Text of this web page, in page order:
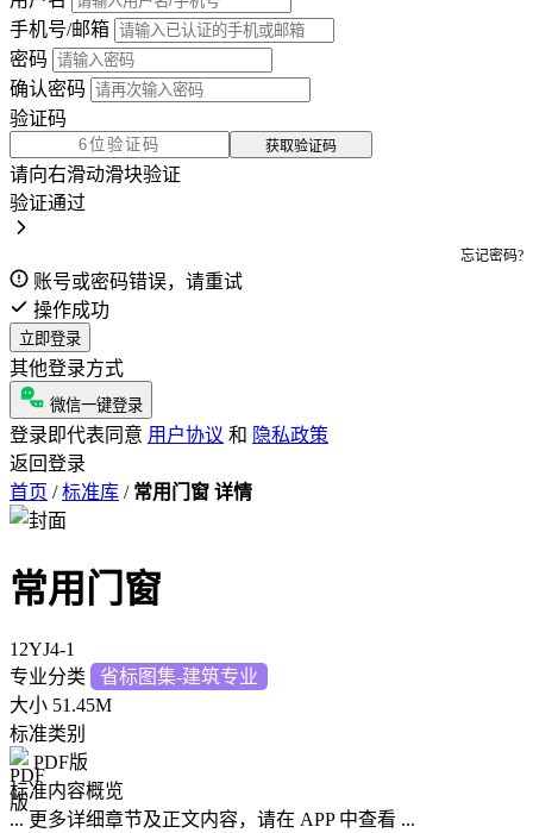
手机号/邮箱
密码
确认密码
验证码
获取验证码
请向右滑动滑块验证
验证通过
忘记密码?
账号或密码错误，请重试
操作成功
立即登录
其他登录方式
微信一键登录
登录即代表同意 用户协议 和 隐私政策
返回登录
首页 / 标准库 / 常用门窗 详情
常用门窗
12YJ4-1
专业分类
省标图集-建筑专业
大小 51.45M
标准类别
PDF版
标准内容概览
... 更多详细章节及正文内容，请在 APP 中查看 ...